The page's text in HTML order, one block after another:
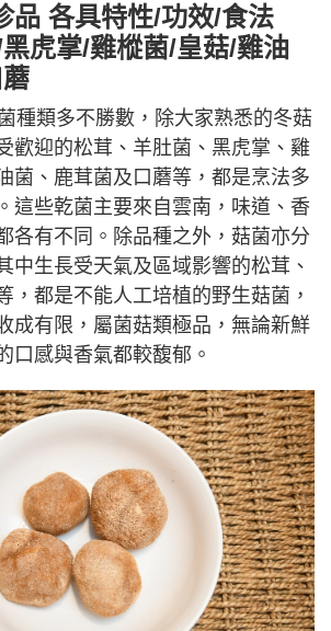
品 各具特性/功效/食法
虎掌/雞樅菌/皇菇/雞油
種類多不勝數，除大家熟悉的冬菇
歡迎的松茸、羊肚菌、黑虎掌、雞
菌、鹿茸菌及口蘑等，都是烹法多
這些乾菌主要來自雲南，味道、香
各有不同。除品種之外，菇菌亦分
中生長受天氣及區域影響的松茸、
，都是不能人工培植的野生菇菌，
成有限，屬菌菇類極品，無論新鮮
口感與香氣都較馥郁。